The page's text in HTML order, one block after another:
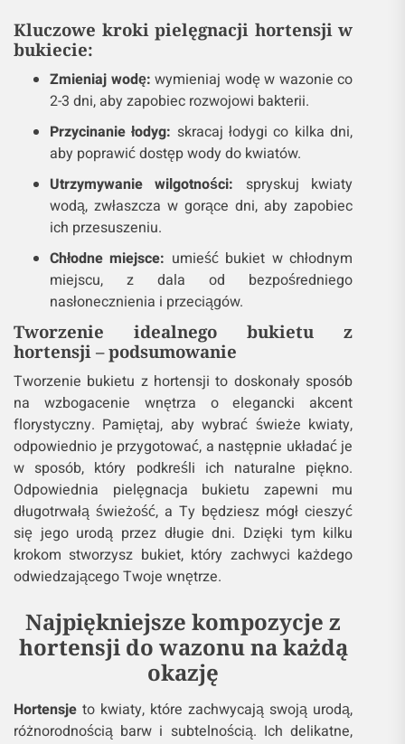
Kluczowe kroki pielęgnacji hortensji w
bukiecie:
Zmieniaj wodę: wymieniaj wodę w wazonie co
2-3 dni, aby zapobiec rozwojowi bakterii.
Przycinanie łodyg: skracaj łodygi co kilka dni,
aby poprawić dostęp wody do kwiatów.
Utrzymywanie wilgotności: spryskuj kwiaty
wodą, zwłaszcza w gorące dni, aby zapobiec
ich przesuszeniu.
Chłodne miejsce: umieść bukiet w chłodnym
miejscu, z dala od bezpośredniego
nasłonecznienia i przeciągów.
Tworzenie idealnego bukietu z
hortensji – podsumowanie
Tworzenie bukietu z hortensji to doskonały sposób
na wzbogacenie wnętrza o elegancki akcent
florystyczny. Pamiętaj, aby wybrać świeże kwiaty,
odpowiednio je przygotować, a następnie układać je
w sposób, który podkreśli ich naturalne piękno.
Odpowiednia pielęgnacja bukietu zapewni mu
długotrwałą świeżość, a Ty będziesz mógł cieszyć
się jego urodą przez długie dni. Dzięki tym kilku
krokom stworzysz bukiet, który zachwyci każdego
odwiedzającego Twoje wnętrze.
Najpiękniejsze kompozycje z
hortensji do wazonu na każdą
okazję
Hortensje to kwiaty, które zachwycają swoją urodą,
różnorodnością barw i subtelnością. Ich delikatne,